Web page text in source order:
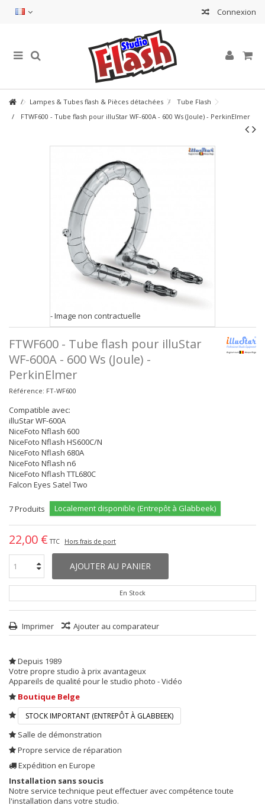
Connexion
Lampes & Tubes flash & Pièces détachées
Tube Flash
FTWF600 - Tube flash pour illuStar WF-600A - 600 Ws (Joule) - PerkinElmer
- Image non contractuelle
FTWF600 - Tube flash pour illuStar
WF-600A - 600 Ws (Joule) -
PerkinElmer
Référence: FT-WF600
Compatible avec:
illuStar WF-600A
NiceFoto Nflash 600
NiceFoto Nflash HS600C/N
NiceFoto Nflash 680A
NiceFoto Nflash n6
NiceFoto Nflash TTL680C
Falcon Eyes Satel Two
7Produits Localement disponible (Entrepôt à Glabbeek)
22,00 € TTC Hors frais de port
AJOUTER AU PANIER
En Stock
Imprimer Ajouter au comparateur
Depuis 1989
Votre propre studio à prix avantageux
Appareils de qualité pour le studio photo - Vidéo
Boutique Belge
STOCK IMPORTANT (ENTREPÔT À GLABBEEK)
Salle de démonstration
Propre service de réparation
Expédition en Europe
Installation sans soucis
Notre service technique peut effectuer avec compétence toute
l'installation dans votre studio.